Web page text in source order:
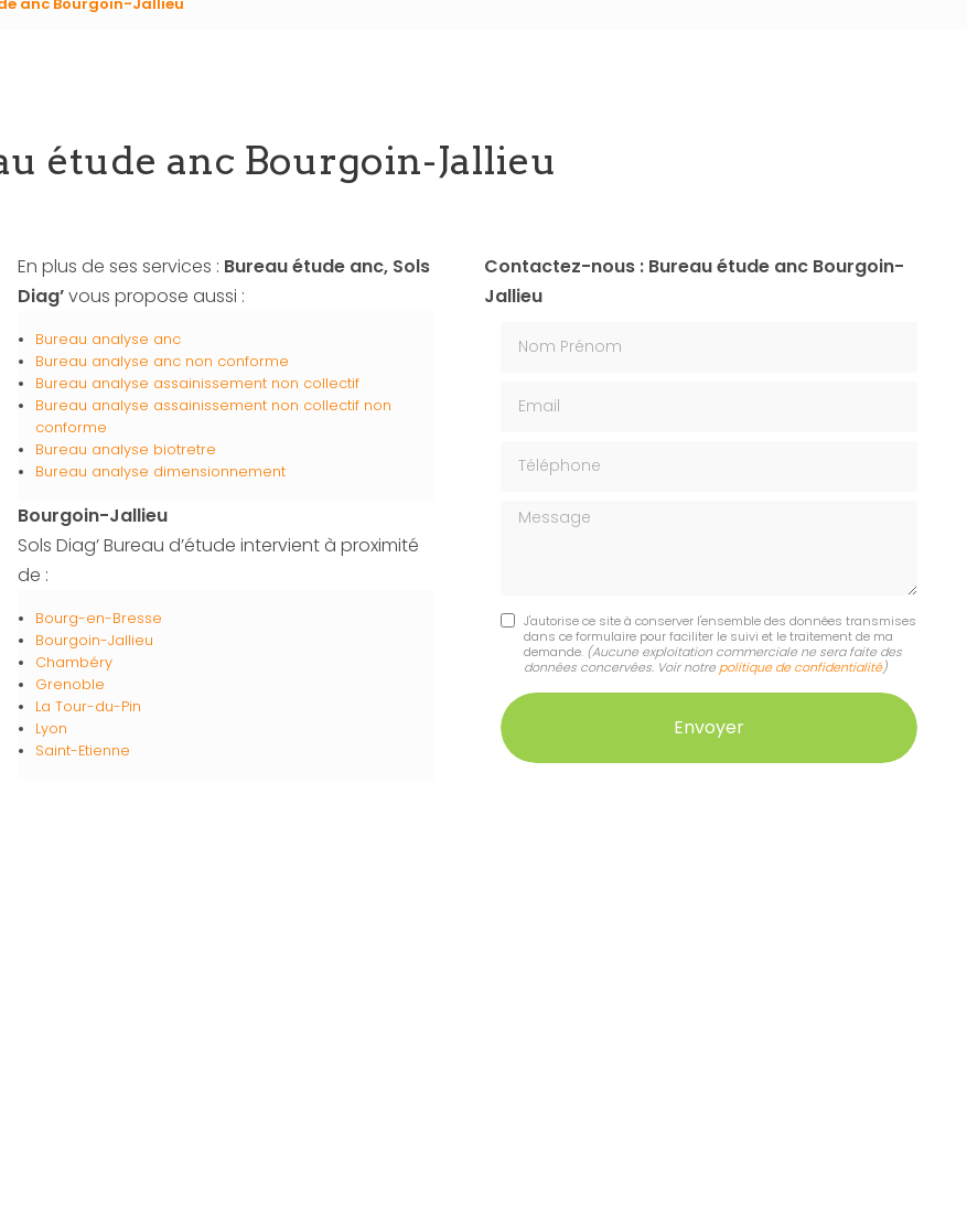
étude anc Bourgoin-Jallieu
En plus de ses services : Bureau étude anc, Sols
Diag’vous propose aussi :
Bureau analyse anc
Bureau analyse anc non conforme
Bureau analyse assainissement non collectif
Bureau analyse assainissement non collectif non
conforme
Bureau analyse biotretre
Bureau analyse dimensionnement
Bourgoin-Jallieu
Sols Diag’ Bureau d’étude intervient à proximité
de :
Bourg-en-Bresse
Bourgoin-Jallieu
Chambéry
Grenoble
La Tour-du-Pin
Lyon
Saint-Etienne
Contactez-nous : Bureau étude anc Bourgoin-
Jallieu
Nom Prénom
Email
Téléphone
Message
J'autorise ce site à conserver l'ensemble des données transmises
dans ce formulaire pour faciliter le suivi et le traitement de ma
demande. (Aucune exploitation commerciale ne sera faite des
données concervées. Voir notre politique de confidentialité)